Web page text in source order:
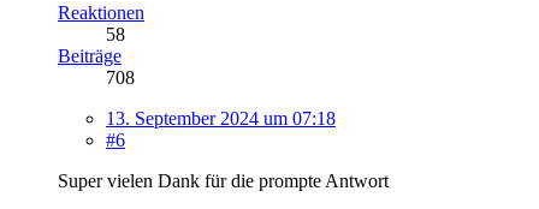
Reaktionen
58
Beiträge
708
13. September 2024 um 07:18
#6
Super vielen Dank für die prompte Antwort